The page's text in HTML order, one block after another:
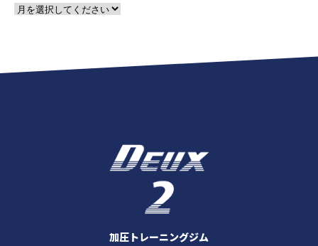
加圧トレーニングジム